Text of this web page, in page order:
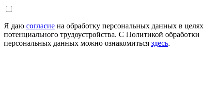
Я даю согласие на обработку персональных данных в целях
потенциального трудоустройства. С Политикой обработки
персональных данных можно ознакомиться здесь.